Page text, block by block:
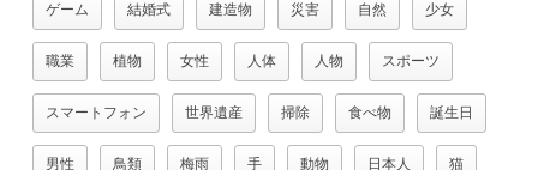
ゲーム 結婚式 建造物 災害 自然 少女
職業 植物 女性 人体 人物 スポーツ
スマートフォン 世界遺産 掃除 食べ物 誕生日
男性 鳥類 梅雨 手 動物 日本人 猫